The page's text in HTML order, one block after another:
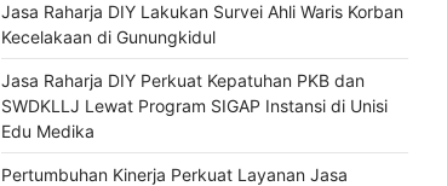
Jasa Raharja DIY Lakukan Survei Ahli Waris Korban
Kecelakaan di Gunungkidul
Jasa Raharja DIY Perkuat Kepatuhan PKB dan
SWDKLLJ Lewat Program SIGAP Instansi di Unisi
Edu Medika
Pertumbuhan Kinerja Perkuat Layanan Jasa